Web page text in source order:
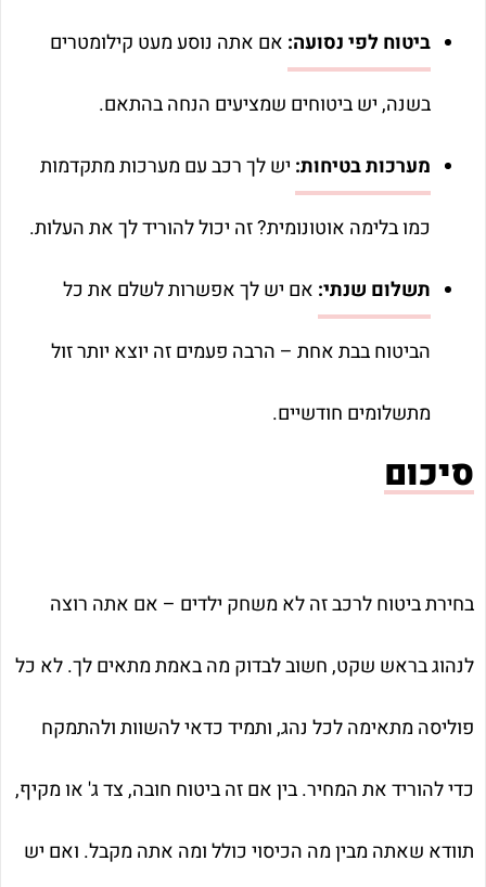
ביטוח לפי נסועה: אם אתה נוסע מעט קילומטרים
בשנה, יש ביטוחים שמציעים הנחה בהתאם.
מערכות בטיחות: יש לך רכב עם מערכות מתקדמות
כמו בלימה אוטונומית? זה יכול להוריד לך את העלות.
תשלום שנתי: אם יש לך אפשרות לשלם את כל
הביטוח בבת אחת – הרבה פעמים זה יוצא יותר זול
מתשלומים חודשיים.
סיכום
בחירת ביטוח לרכב זה לא משחק ילדים – אם אתה רוצה
לנהוג בראש שקט, חשוב לבדוק מה באמת מתאים לך. לא כל
פוליסה מתאימה לכל נהג, ותמיד כדאי להשוות ולהתמקח
כדי להוריד את המחיר. בין אם זה ביטוח חובה, צד ג' או מקיף,
תוודא שאתה מבין מה הכיסוי כולל ומה אתה מקבל. ואם יש